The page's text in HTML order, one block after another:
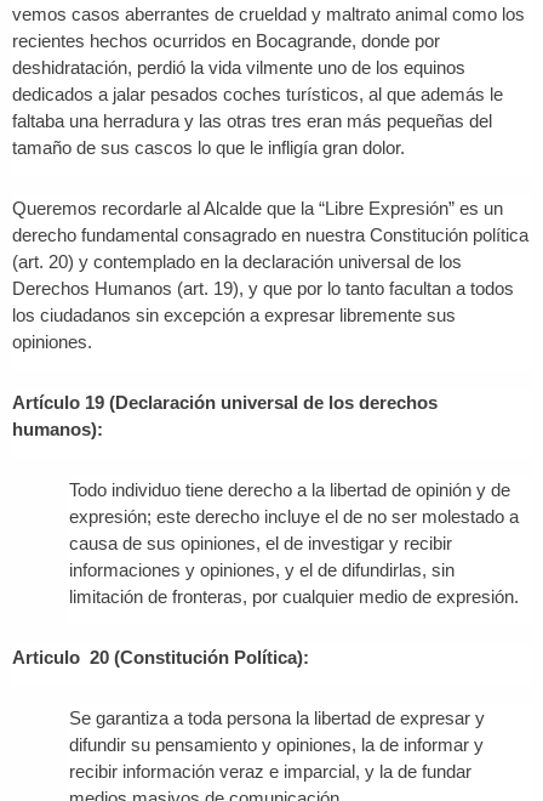
vemos casos aberrantes de crueldad y maltrato animal como los
recientes hechos ocurridos en Bocagrande, donde por
deshidratación, perdió la vida vilmente uno de los equinos
dedicados a jalar pesados coches turísticos, al que además le
faltaba una herradura y las otras tres eran más pequeñas del
tamaño de sus cascos lo que le infligía gran dolor.
Queremos recordarle al Alcalde que la “Libre Expresión” es un
derecho fundamental consagrado en nuestra Constitución política
(art. 20) y contemplado en la declaración universal de los
Derechos Humanos (art. 19), y que por lo tanto facultan a todos
los ciudadanos sin excepción a expresar libremente sus
opiniones.
Artículo 19 (Declaración universal de los derechos
humanos):
Todo individuo tiene derecho a la libertad de opinión y de
expresión; este derecho incluye el de no ser molestado a
causa de sus opiniones, el de investigar y recibir
informaciones y opiniones, y el de difundirlas, sin
limitación de fronteras, por cualquier medio de expresión.
Articulo 20 (Constitución Política):
Se garantiza a toda persona la libertad de expresar y
difundir su pensamiento y opiniones, la de informar y
recibir información veraz e imparcial, y la de fundar